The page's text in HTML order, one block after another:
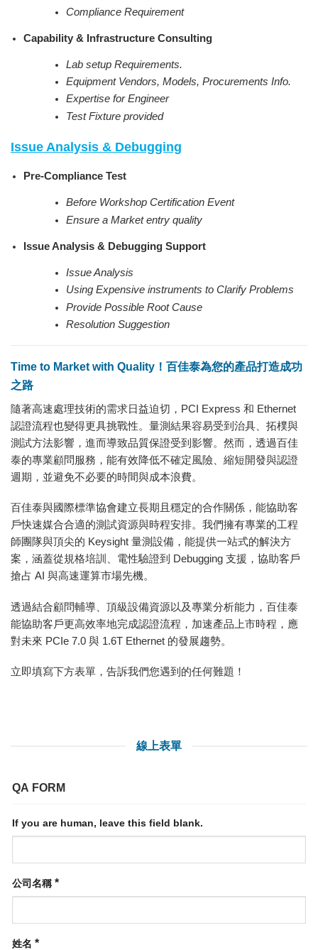
Compliance Requirement
Capability & Infrastructure Consulting
Lab setup Requirements.
Equipment Vendors, Models, Procurements Info.
Expertise for Engineer
Test Fixture provided
Issue Analysis & Debugging
Pre-Compliance Test
Before Workshop Certification Event
Ensure a Market entry quality
Issue Analysis & Debugging Support
Issue Analysis
Using Expensive instruments to Clarify Problems
Provide Possible Root Cause
Resolution Suggestion
Time to Market with Quality！百佳泰為您的產品打造成功
之路
隨著高速處理技術的需求日益迫切，PCI Express 和 Ethernet
認證流程也變得更具挑戰性。量測結果容易受到治具、拓樸與
測試方法影響，進而導致品質保證受到影響。然而，透過百佳
泰的專業顧問服務，能有效降低不確定風險、縮短開發與認證
週期，並避免不必要的時間與成本浪費。
百佳泰與國際標準協會建立長期且穩定的合作關係，能協助客
戶快速媒合合適的測試資源與時程安排。我們擁有專業的工程
師團隊與頂尖的 Keysight 量測設備，能提供一站式的解決方
案，涵蓋從規格培訓、電性驗證到 Debugging 支援，協助客戶
搶占 AI 與高速運算市場先機。
透過結合顧問輔導、頂級設備資源以及專業分析能力，百佳泰
能協助客戶更高效率地完成認證流程，加速產品上市時程，應
對未來 PCIe 7.0 與 1.6T Ethernet 的發展趨勢。
立即填寫下方表單，告訴我們您遇到的任何難題！
線上表單
QA FORM
If you are human, leave this field blank.
公司名稱*
姓名 *